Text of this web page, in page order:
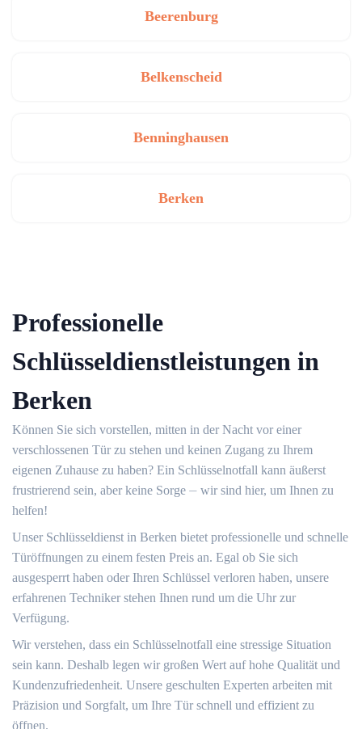
Beerenburg
Belkenscheid
Benninghausen
Berken
Professionelle
Schlüsseldienstleistungen in
Berken
Können Sie sich vorstellen, mitten in der Nacht vor einer
verschlossenen Tür zu stehen und keinen Zugang zu Ihrem
eigenen Zuhause zu haben?​ Ein Schlüsselnotfall kann äußerst
frustrierend sein, aber keine Sorge ⏤ wir sind hier, um Ihnen zu
helfen!​
Unser Schlüsseldienst in Berken bietet professionelle und schnelle
Türöffnungen zu einem festen Preis an.​ Egal ob Sie sich
ausgesperrt haben oder Ihren Schlüssel verloren haben, unsere
erfahrenen Techniker stehen Ihnen rund um die Uhr zur
Verfügung.​
Wir verstehen, dass ein Schlüsselnotfall eine stressige Situation
sein kann.​ Deshalb legen wir großen Wert auf hohe Qualität und
Kundenzufriedenheit. Unsere geschulten Experten arbeiten mit
Präzision und Sorgfalt, um Ihre Tür schnell und effizient zu
öffnen.​